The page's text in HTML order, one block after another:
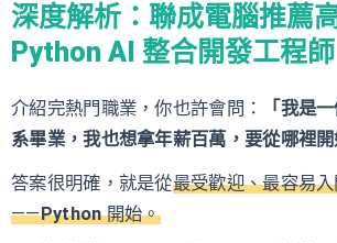
深度解析：聯成電腦推薦
Python AI 整合開發工程師
介紹完熱門職業，你也許會問：
「我是
系畢業，我也想拿年薪百萬，要從哪裡開
答案很明確，就是從最受歡迎、最容易
——Python開始。